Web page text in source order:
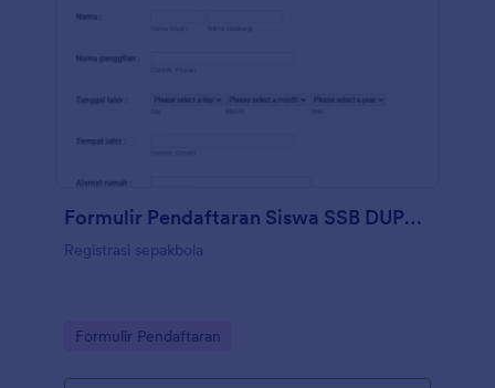
Formulir Pendaftaran Siswa SSB DUPFOC CIMAHI 2019 Final
Registrasi sepakbola
Go to Category:
Formulir Pendaftaran